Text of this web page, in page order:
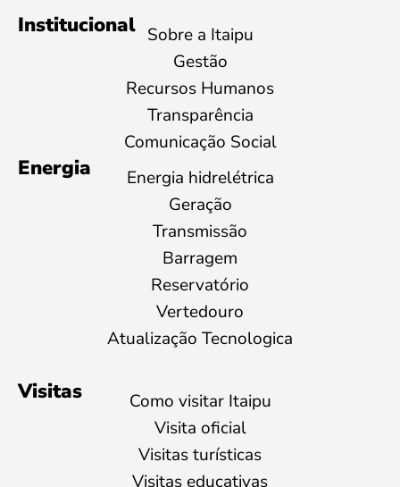
Institucional Sobre a Itaipu
Gestão
Recursos Humanos
Transparência
Comunicação Social
Energia
Energia hidrelétrica
Geração
Transmissão
Barragem
Reservatório
Vertedouro
Atualização Tecnologica
Visitas
Como visitar Itaipu
Visita oficial
Visitas turísticas
Visitas educativas